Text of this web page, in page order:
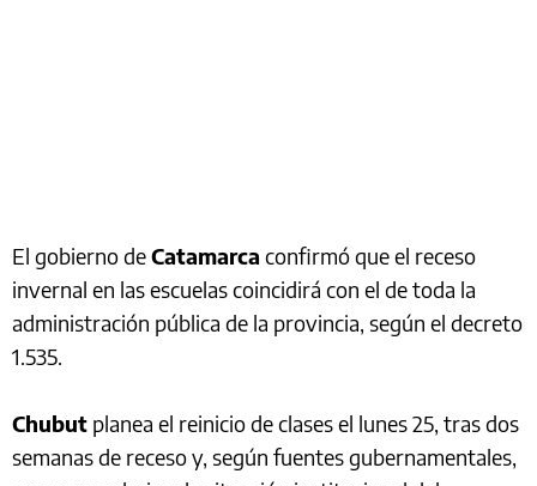
El gobierno deCatamarca confirmó que el receso
invernal en las escuelas coincidirá con el de toda la
administración pública de la provincia, según el decreto
1.535.
Chubut planea el reinicio de clases el lunes 25, tras dos
semanas de receso y, según fuentes gubernamentales,